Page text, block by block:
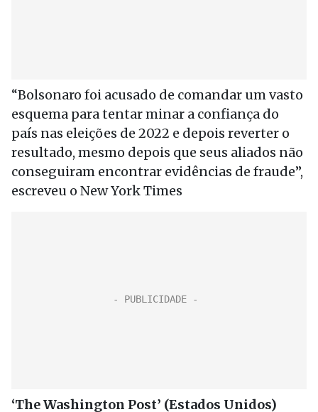
“Bolsonaro foi acusado de comandar um vasto
esquema para tentar minar a confiança do
país nas eleições de 2022 e depois reverter o
resultado, mesmo depois que seus aliados não
conseguiram encontrar evidências de fraude”,
escreveu o New York Times
‘The Washington Post’ (Estados Unidos)